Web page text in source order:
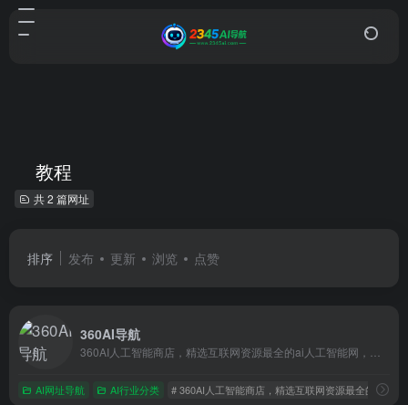
教程
共 2 篇网址
排序 发布 更新 浏览 点赞
360AI导航
AI网址导航 AI行业分类 # 360AI人工智能商店，精选互联网资源最全的ai人